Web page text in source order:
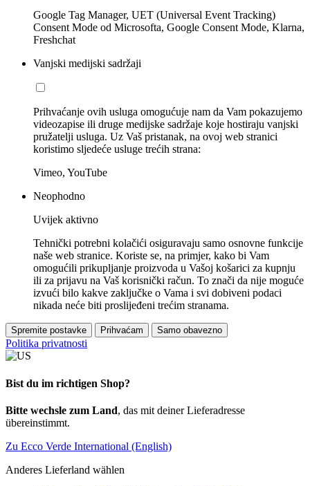
Google Tag Manager, UET (Universal Event Tracking)
Consent Mode od Microsofta, Google Consent Mode, Klarna,
Freshchat
Vanjski medijski sadržaji
Prihvaćanje ovih usluga omogućuje nam da Vam pokazujemo
videozapise ili druge medijske sadržaje koje hostiraju vanjski
pružatelji usluga. Uz Vaš pristanak, na ovoj web stranici
koristimo sljedeće usluge trećih strana:
Vimeo, YouTube
Neophodno
Uvijek aktivno
Tehnički potrebni kolačići osiguravaju samo osnovne funkcije
naše web stranice. Koriste se, na primjer, kako bi Vam
omogućili prikupljanje proizvoda u Vašoj košarici za kupnju
ili za prijavu na Vaš korisnički račun. To znači da nije moguće
izvući bilo kakve zaključke o Vama i svi dobiveni podaci
nikada neće biti proslijeđeni trećim stranama.
Spremite postavke Prihvaćam Samo obavezno
Politika privatnosti
Bist du im richtigen Shop?
Bitte wechsle zum Land, das mit deiner Lieferadresse
übereinstimmt.
Zu Ecco Verde International (English)
Anderes Lieferland wählen